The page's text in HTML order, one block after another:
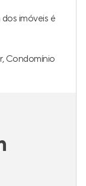
imóveis é
Condomínio